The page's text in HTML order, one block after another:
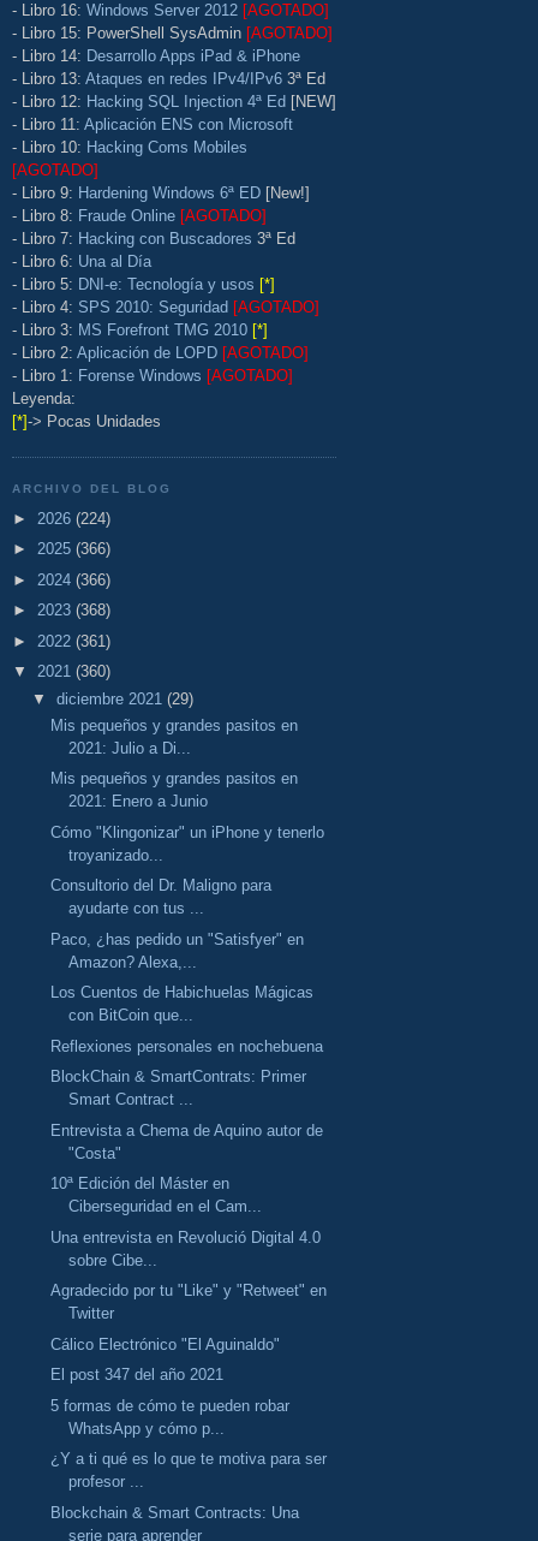
- Libro 16: Windows Server 2012 [AGOTADO]
- Libro 15: PowerShell SysAdmin [AGOTADO]
- Libro 14: Desarrollo Apps iPad & iPhone
- Libro 13: Ataques en redes IPv4/IPv6 3ª Ed
- Libro 12: Hacking SQL Injection 4ª Ed [NEW]
- Libro 11: Aplicación ENS con Microsoft
- Libro 10: Hacking Coms Mobiles
[AGOTADO]
- Libro 9: Hardening Windows 6ª ED [New!]
- Libro 8: Fraude Online [AGOTADO]
- Libro 7: Hacking con Buscadores 3ª Ed
- Libro 6: Una al Día
- Libro 5: DNI-e: Tecnología y usos [*]
- Libro 4: SPS 2010: Seguridad [AGOTADO]
- Libro 3: MS Forefront TMG 2010 [*]
- Libro 2: Aplicación de LOPD [AGOTADO]
- Libro 1: Forense Windows [AGOTADO]
Leyenda:
[*]-> Pocas Unidades
ARCHIVO DEL BLOG
► 2026 (224)
► 2025 (366)
► 2024 (366)
► 2023 (368)
► 2022 (361)
▼ 2021 (360)
▼ diciembre 2021 (29)
Mis pequeños y grandes pasitos en
2021: Julio a Di...
Mis pequeños y grandes pasitos en
2021: Enero a Junio
Cómo "Klingonizar" un iPhone y tenerlo
troyanizado...
Consultorio del Dr. Maligno para
ayudarte con tus ...
Paco, ¿has pedido un "Satisfyer" en
Amazon? Alexa,...
Los Cuentos de Habichuelas Mágicas
con BitCoin que...
Reflexiones personales en nochebuena
BlockChain & SmartContrats: Primer
Smart Contract ...
Entrevista a Chema de Aquino autor de
"Costa"
10ª Edición del Máster en
Ciberseguridad en el Cam...
Una entrevista en Revolució Digital 4.0
sobre Cibe...
Agradecido por tu "Like" y "Retweet" en
Twitter
Cálico Electrónico "El Aguinaldo"
El post 347 del año 2021
5 formas de cómo te pueden robar
WhatsApp y cómo p...
¿Y a ti qué es lo que te motiva para ser
profesor ...
Blockchain & Smart Contracts: Una
serie para aprender